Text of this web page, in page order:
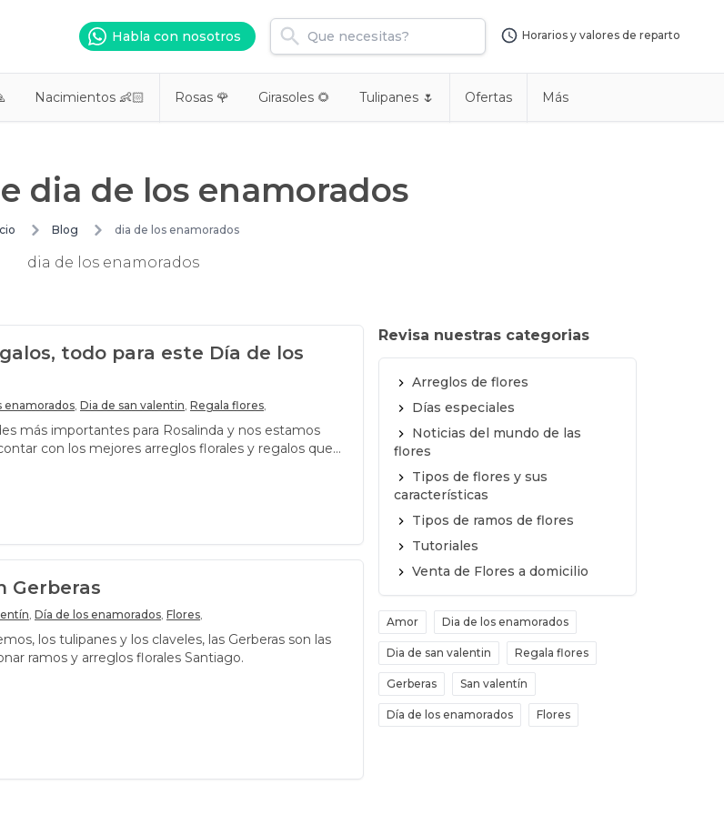
Habla con nosotros Horarios y valores de reparto
Nacimientos 👶🏻 Rosas 🌹 Girasoles 🌻 Tulipanes 🌷 Ofertas Más
dia de los enamorados
Blog dia de los enamorados
dia de los enamorados
todo para este Día de los
enamorados, Dia de san valentin, Regala flores,
más importantes para Rosalinda y nos estamos
con los mejores arreglos florales y regalos que
del año para nuestra florería, el amor y la
y platillos y son cientos los pedidos que recibimos
Gerberas
, Día de los enamorados, Flores,
los tulipanes y los claveles, las Gerberas son las
ramos y arreglos florales Santiago.
Revisa nuestras categorias
Arreglos de flores
Días especiales
Noticias del mundo de las
flores
Tipos de flores y sus
características
Tipos de ramos de flores
Tutoriales
Venta de Flores a domicilio
Amor Dia de los enamorados
Dia de san valentin Regala flores
Gerberas San valentín
Día de los enamorados Flores